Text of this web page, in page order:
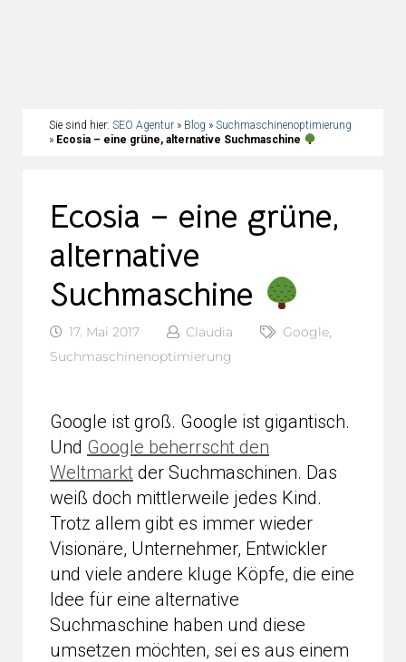
Sie sind hier: SEO Agentur » Blog » Suchmaschinenoptimierung
» Ecosia – eine grüne, alternative Suchmaschine
Ecosia – eine grüne,
alternative
Suchmaschine
17. Mai 2017 Claudia Google,
Suchmaschinenoptimierung
Google ist groß. Google ist gigantisch.
Und Google beherrscht den
Weltmarkt der Suchmaschinen. Das
weiß doch mittlerweile jedes Kind.
Trotz allem gibt es immer wieder
Visionäre, Unternehmer, Entwickler
und viele andere kluge Köpfe, die eine
Idee für eine alternative
Suchmaschine haben und diese
umsetzen möchten, sei es aus einem